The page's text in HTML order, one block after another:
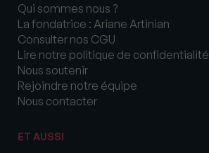
Qui sommes nous ?
La fondatrice : Ariane Artinian
Consulter nos CGU
Lire notre politique de confidentialité
Nous soutenir
Rejoindre notre équipe
Nous contacter
ET AUSSI